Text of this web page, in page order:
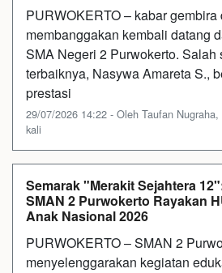
PURWOKERTO – kabar gembira
membanggakan kembali datang
SMA Negeri 2 Purwokerto. Salah
terbaiknya, Nasywa Amareta S.,
prestasi
29/07/2026 14:22 - Oleh Taufan
kali
Semarak "Merakit Sejahtera
SMAN 2 Purwokerto Rayakan
Anak Nasional 2026
PURWOKERTO – SMAN 2
menyelenggarakan kegiatan